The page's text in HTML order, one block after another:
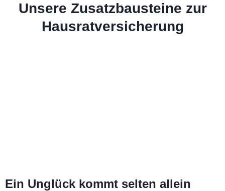
Unsere Zusatzbausteine zur
Hausratversicherung
Ein Unglück kommt selten allein